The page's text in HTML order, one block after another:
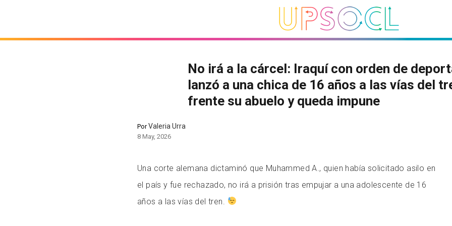
No irá a la cárcel: Iraquí con orden de
lanzó a una chica de 16 años a las vías del
frente su abuelo y queda impune
PorValeria Urra
8 May, 2026
Una corte alemana dictaminó que Muhammed A., quien había solicitado asilo en
el país y fue rechazado, no irá a prisión tras empujar a una adolescente de 16
años a las vías del tren.